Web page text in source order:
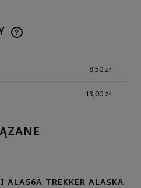
8,50 zł
13,00 zł
ALA56A TREKKER ALASKA